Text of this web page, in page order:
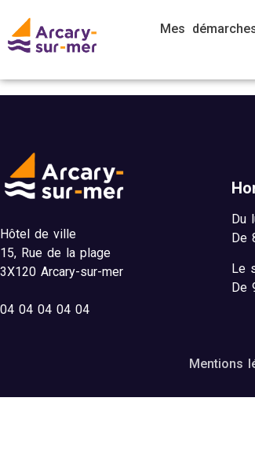
Mes
Hôtel de ville
15, Rue de la plage
3X120 Arcary-sur-mer
04 04 04 04 04
Du
De
Le
De
Mentions